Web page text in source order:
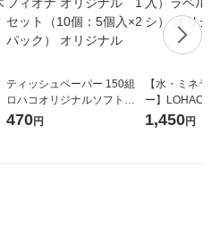
ティッシュペーパー 150組
ロハコオリジナルソフトパ
ックティッシュ フィオナ オ
470円
【水・ミネラ
ー】LOHACO
1箱（20本入
1,450円